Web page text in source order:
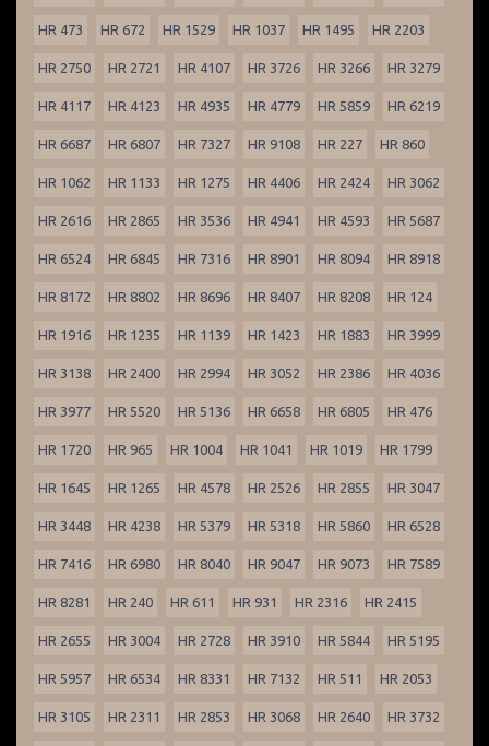
HR 473 HR 672 HR 1529 HR 1037 HR 1495 HR 2203
HR 2750 HR 2721 HR 4107 HR 3726 HR 3266 HR 3279
HR 4117 HR 4123 HR 4935 HR 4779 HR 5859 HR 6219
HR 6687 HR 6807 HR 7327 HR 9108 HR 227 HR 860
HR 1062 HR 1133 HR 1275 HR 4406 HR 2424 HR 3062
HR 2616 HR 2865 HR 3536 HR 4941 HR 4593 HR 5687
HR 6524 HR 6845 HR 7316 HR 8901 HR 8094 HR 8918
HR 8172 HR 8802 HR 8696 HR 8407 HR 8208 HR 124
HR 1916 HR 1235 HR 1139 HR 1423 HR 1883 HR 3999
HR 3138 HR 2400 HR 2994 HR 3052 HR 2386 HR 4036
HR 3977 HR 5520 HR 5136 HR 6658 HR 6805 HR 476
HR 1720 HR 965 HR 1004 HR 1041 HR 1019 HR 1799
HR 1645 HR 1265 HR 4578 HR 2526 HR 2855 HR 3047
HR 3448 HR 4238 HR 5379 HR 5318 HR 5860 HR 6528
HR 7416 HR 6980 HR 8040 HR 9047 HR 9073 HR 7589
HR 8281 HR 240 HR 611 HR 931 HR 2316 HR 2415
HR 2655 HR 3004 HR 2728 HR 3910 HR 5844 HR 5195
HR 5957 HR 6534 HR 8331 HR 7132 HR 511 HR 2053
HR 3105 HR 2311 HR 2853 HR 3068 HR 2640 HR 3732